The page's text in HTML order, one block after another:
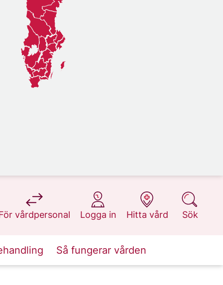
vårdpersonal
på 1177.se
Logga in
på 1177.se
Hitta vård
på 1177.se
Sök
på 1177.se
Så fungerar vården